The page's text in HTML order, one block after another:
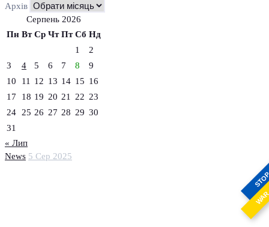
News 5 Сер 2025
Архів
Серпень 2026
Пн Вт Ср Чт Пт Сб Нд
1
2
3
4 5 6 7 8
9
10
11 12 13 14 15 16
17
18 19 20 21 22 23
24
25 26 27 28 29 30
31
« Лип